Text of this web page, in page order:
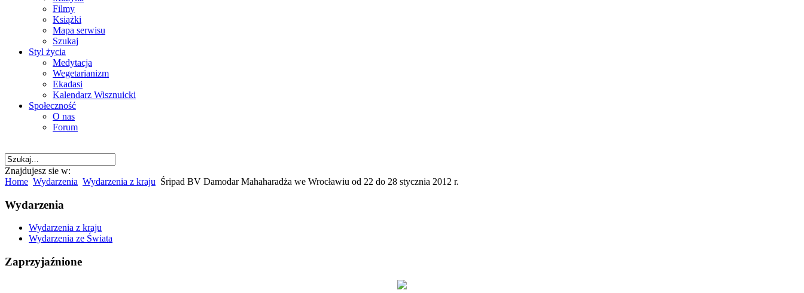
Filmy
Książki
Mapa serwisu
Szukaj
Styl życia
Medytacja
Wegetarianizm
Ekadasi
Kalendarz Wisznuicki
Społeczność
O nas
Forum
Znajdujesz sie w:
Home Wydarzenia Wydarzenia z kraju Śripad BV Damodar Mahaharadża we Wrocławiu od 22 do 28 stycznia 2012 r.
Wydarzenia
Wydarzenia z kraju
Wydarzenia ze Świata
Zaprzyjaźnione